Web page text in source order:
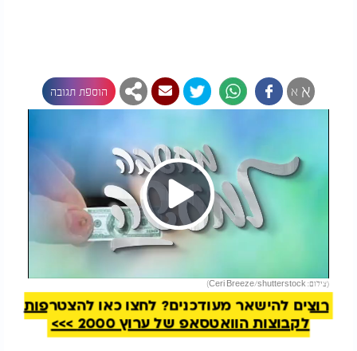
א א הוספת תגובה
Play
Video
(צילום: Ceri Breeze/shutterstock)
להמשך קריאה
רוצים להישאר מעודכנים? לחצו כאן להצטרפות
לקבוצות הוואטסאפ של ערוץ 2000 >>>